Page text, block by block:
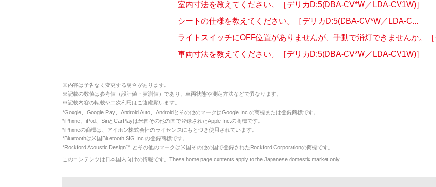
室内寸法を教えてください。［デリカD:5(DBA-CV*W／LDA-CV1W)］
シートの仕様を教えてください。［デリカD:5(DBA-CV*W／LDA-C...
ライトスイッチにOFF位置がありませんが、手動で消灯できませんか。［
車両寸法を教えてください。［デリカD:5(DBA-CV*W／LDA-CV1W)］
※内容は予告なく変更する場合があります。
※記載の数値は参考値（設計値・実測値）であり、車両状態や測定方法などで異なります。
※記載内容の転載や二次利用はご遠慮願います。
*Google、Google Play、Android Auto、Androidとその他のマークはGoogle Inc.の商標または登録商標です。
*iPhone、iPod、SiriとCarPlayは米国その他の国で登録されたApple Inc.の商標です。
*iPhoneの商標は、アイホン株式会社のライセンスにもとづき使用されています。
*Bluetoothは米国Bluetooth SIG Inc.の登録商標です。
*Rockford Acoustic Design™ とその他のマークは米国その他の国で登録されたRockford Corporationの商標です。
このコンテンツは日本国内向けの情報です。These home page contents apply to the Japanese domestic market only.